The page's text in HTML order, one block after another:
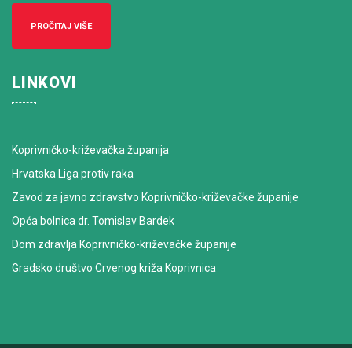
PROČITAJ VIŠE
LINKOVI
Koprivničko-križevačka županija
Hrvatska Liga protiv raka
Zavod za javno zdravstvo Koprivničko-križevačke županije
Opća bolnica dr. Tomislav Bardek
Dom zdravlja Koprivničko-križevačke županije
Gradsko društvo Crvenog križa Koprivnica